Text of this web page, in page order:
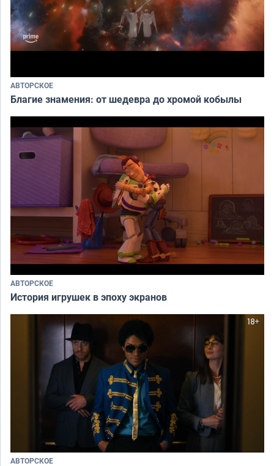
АВТОРСКОЕ
Благие знамения: от шедевра до хромой кобылы
АВТОРСКОЕ
История игрушек в эпоху экранов
АВТОРСКОЕ